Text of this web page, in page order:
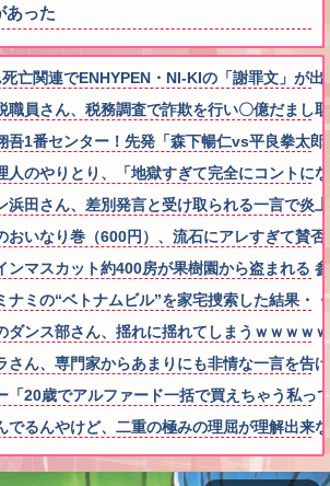
あった
亡関連でENHYPEN・NI-KIの「謝罪文」が
職員さん、税務調査で詐欺を行い〇億だまし
吾1番センター！先発「森下暢仁vs平良拳太
人のやりとり、「地獄すぎて完全にコント
浜田さん、差別発言と受け取られる一言で炎
おいなり巻（600円）、流石にアレすぎて賛
ンマスカット約400房が果樹園から盗まれる
ナミの“ベトナムビル”を家宅捜索した結果・
ダンス部さん、揺れに揺れてしまうｗｗｗｗ
さん、専門家からあまりにも非情な一言を告
「20歳でアルファード一括で買えちゃう私っ
でるんやけど、二重の極みの理屈が理解出来